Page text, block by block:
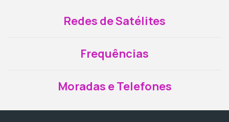
Redes de Satélites
Frequências
Moradas e Telefones